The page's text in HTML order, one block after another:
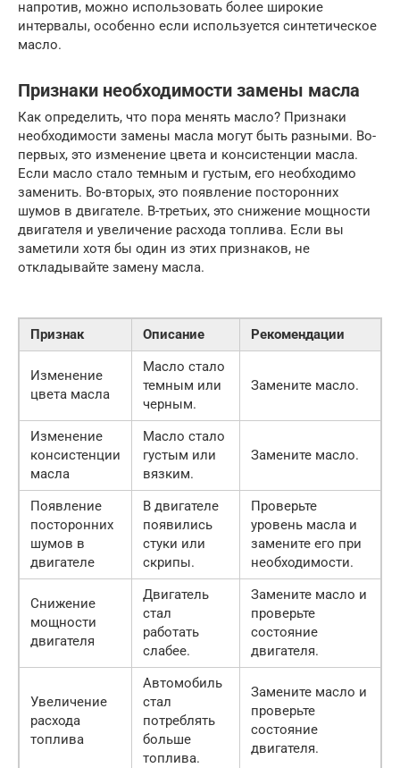
напротив, можно использовать более широкие
интервалы, особенно если используется синтетическое
масло.
Признаки необходимости замены масла
Как определить, что пора менять масло? Признаки
необходимости замены масла могут быть разными. Во-
первых, это изменение цвета и консистенции масла.
Если масло стало темным и густым, его необходимо
заменить. Во-вторых, это появление посторонних
шумов в двигателе. В-третьих, это снижение мощности
двигателя и увеличение расхода топлива. Если вы
заметили хотя бы один из этих признаков, не
откладывайте замену масла.
Признак Описание Рекомендации
Изменение
цвета масла
Масло стало
темным или
черным.
Замените масло.
Изменение
консистенции
масла
Масло стало
густым или
вязким.
Замените масло.
Появление
посторонних
шумов в
двигателе
В двигателе
появились
стуки или
скрипы.
Проверьте
уровень масла и
замените его при
необходимости.
Снижение
мощности
двигателя
Двигатель
стал
работать
слабее.
Замените масло и
проверьте
состояние
двигателя.
Увеличение
расхода
топлива
Автомобиль
стал
потреблять
больше
топлива.
Замените масло и
проверьте
состояние
двигателя.